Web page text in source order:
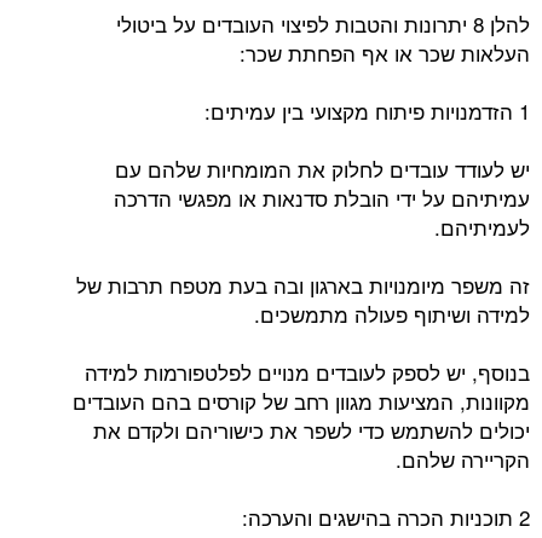
להלן 8 יתרונות והטבות לפיצוי העובדים על ביטולי
העלאות שכר או אף הפחתת שכר:
1 הזדמנויות פיתוח מקצועי בין עמיתים:
יש לעודד עובדים לחלוק את המומחיות שלהם עם
עמיתיהם על ידי הובלת סדנאות או מפגשי הדרכה
לעמיתיהם.
זה משפר מיומנויות בארגון ובה בעת מטפח תרבות של
למידה ושיתוף פעולה מתמשכים.
בנוסף, יש לספק לעובדים מנויים לפלטפורמות למידה
מקוונות, המציעות מגוון רחב של קורסים בהם העובדים
יכולים להשתמש כדי לשפר את כישוריהם ולקדם את
הקריירה שלהם.
2 תוכניות הכרה בהישגים והערכה: